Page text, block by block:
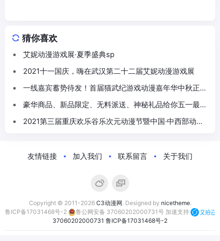
猜你喜欢
艾妮动漫游戏展·夏季盛典sp
2021十一国庆，嗨在武汉第二十二届艾妮动漫游戏展
一线嘉宾蓄势待发！首届猫武纪游戏动漫嘉年华中秋正式
豪华商品、新品限定、无料派送、神秘礼品给你五一最大
2021第三届重庆欢乐谷乐次元动漫节暨中国·中西部动漫
友情链接 加入我们 联系留言 关于我们
Copyright © 2011-2026 C3动漫网. Designed by nicetheme.
鲁ICP备17031468号-2
鲁公网安备 37060202000731号 加速支持
37060202000731 鲁ICP备17031468号-2